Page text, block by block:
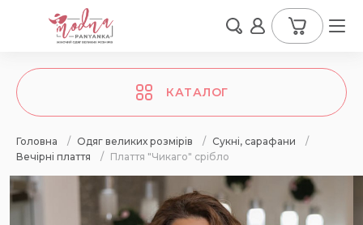
КАТАЛОГ
Головна / Одяг великих розмірів / Сукні, сарафани
/
Вечірні плаття
/ Плаття "Чикаго" срібло